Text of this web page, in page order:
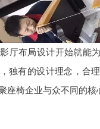
厅布局设计开始就能
独有的设计理念，合
座椅企业与众不同的核